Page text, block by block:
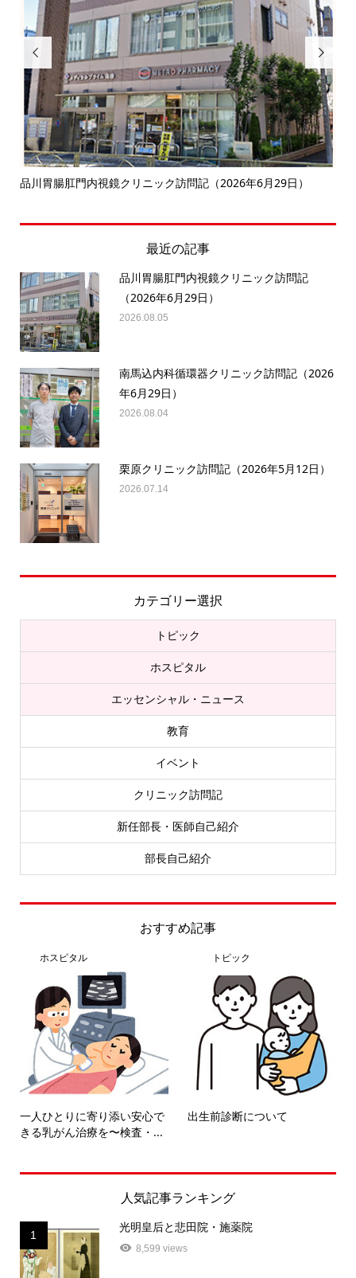

品川胃腸肛門内視鏡クリニック訪問記（2026年6月29日）

最近の記事
品川胃腸肛門内視鏡クリニック訪問記
（2026年6月29日）
2026.08.05
南馬込内科循環器クリニック訪問記（2026
年6月29日）
2026.08.04
栗原クリニック訪問記（2026年5月12日）
2026.07.14
カテゴリー選択
トピック
ホスピタル
エッセンシャル・ニュース
教育
イベント
クリニック訪問記
新任部長・医師自己紹介
部長自己紹介
おすすめ記事
ホスピタル
一人ひとりに寄り添い安心で
きる乳がん治療を〜検査・...
トピック
出生前診断について
人気記事ランキング
1
光明皇后と悲田院・施薬院
8,599 views